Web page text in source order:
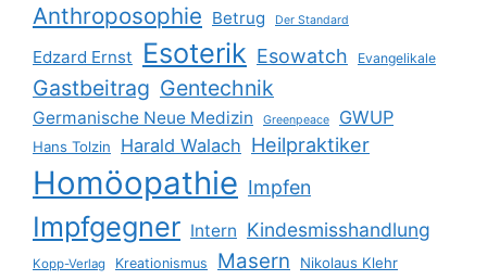
Anthroposophie Betrug Der Standard
Edzard Ernst Esoterik Esowatch Evangelikale
Gastbeitrag Gentechnik
Germanische Neue Medizin Greenpeace GWUP
Hans Tolzin Harald Walach Heilpraktiker
Homöopathie Impfen
Impfgegner Intern Kindesmisshandlung
Kopp-Verlag Kreationismus Masern Nikolaus Klehr